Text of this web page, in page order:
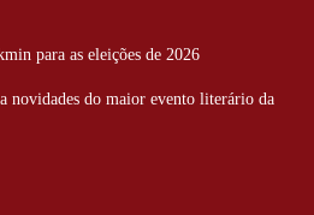
para as eleições de 2026
novidades do maior evento literário da